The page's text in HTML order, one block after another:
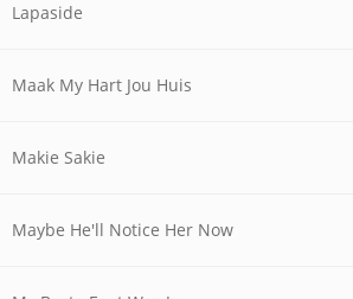
Lapaside
Maak My Hart Jou Huis
Makie Sakie
Maybe He'll Notice Her Now